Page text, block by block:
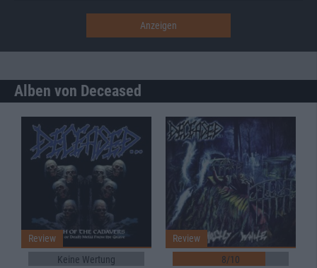
Alben von Deceased
Keine Wertung
Review
8/10
Review